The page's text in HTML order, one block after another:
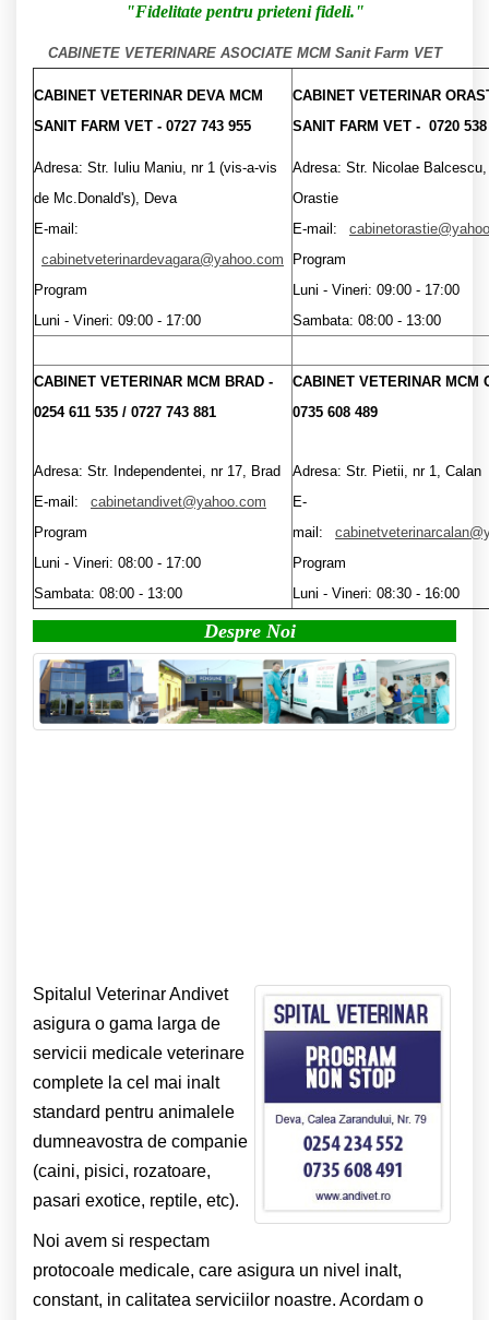
"Fidelitate pentru prieteni fideli."
CABINETE VETERINARE ASOCIATE MCM Sanit Farm VET
CABINET VETERINAR DEVA MCM
SANIT FARM VET - 0727 743 955
Adresa: Str. Iuliu Maniu, nr 1 (vis-a-vis
de Mc.Donald's), Deva
E-mail:
cabinetveterinardevagara@yahoo.com
Program
Luni - Vineri: 09:00 - 17:00
CABINET VETERINAR
SANIT FARM VET - 0720 538
Adresa: Str. Nicolae
Orastie
E-mail:
Program
Luni - Vineri: 09:00 - 17:00
Sambata: 08:00 - 13:00
CABINET VETERINAR MCM BRAD -
0254 611 535 / 0727 743 881
Adresa: Str. Independentei, nr 17, Brad
E-mail:
cabinetandivet@yahoo.com
Program
Luni - Vineri: 08:00 - 17:00
Sambata: 08:00 - 13:00
CABINET VETERINAR MCM
0735 608 489
Adresa: Str. Pietii, nr 1, Calan
E-
mail:
Program
Luni - Vineri: 08:30 - 16:00
Despre Noi
Spitalul Veterinar Andivet
asigura o gama larga de
servicii medicale veterinare
complete la cel mai inalt
standard pentru animalele
dumneavostra de companie
(caini, pisici, rozatoare,
pasari exotice, reptile, etc).
Noi avem si respectam
protocoale medicale, care asigura un nivel inalt,
constant, in calitatea serviciilor noastre. Acordam o